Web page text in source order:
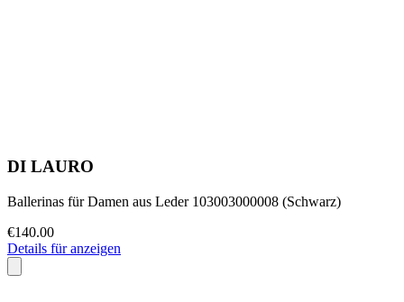
DI LAURO
Ballerinas für Damen aus Leder 103003000008 (Schwarz)
€140.00
Details für anzeigen